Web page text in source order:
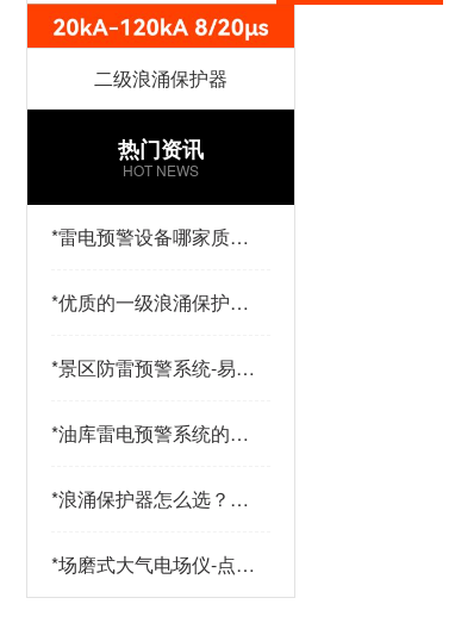
二级浪涌保护器
热门资讯
HOT NEWS
*雷电预警设备哪家质量
*优质的一级浪涌保护器
防雷
*景区防雷预警系统-易造
*油库雷电预警系统的传
看-易造
*浪涌保护器怎么选？三
策略助您精准选型-易造
*场磨式大气电场仪-点击
了解更多-易造